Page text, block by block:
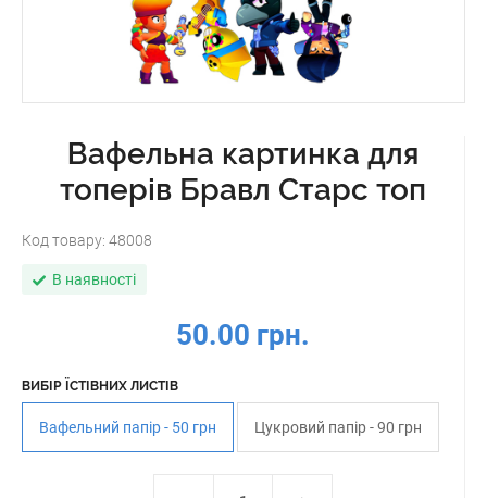
Вафельна картинка для
топерів Бравл Старс топ
Код товару: 48008
В наявності
50.00 грн.
ВИБІР ЇСТІВНИХ ЛИСТІВ
Вафельний папір - 50 грн Цукровий папір - 90 грн